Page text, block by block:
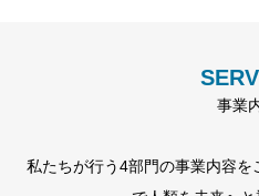
事業
私たちが行う4部門の事業内容